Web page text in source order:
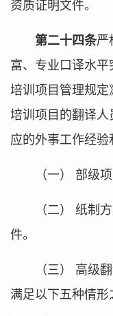
资质证明文件。
第二十四条严
富、专业口译水
培训项目管理规定
培训项目的翻译人
应的外事工作经验
（一） 部级
（二） 纸制
件。
（三） 高级
满足以下五种情形